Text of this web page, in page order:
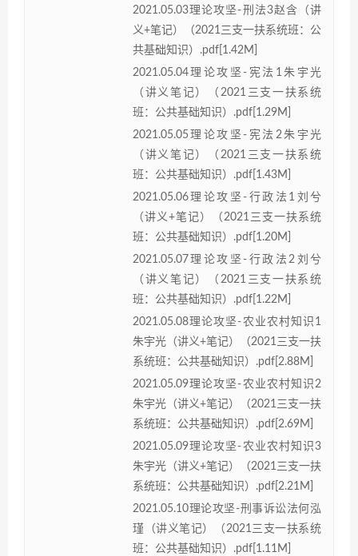
2021.05.03理论攻坚-刑法3赵含（讲
义+笔记）（2021三支一扶系统班：公
共基础知识）.pdf[1.42M]
2021.05.04理论攻坚-宪法1朱宇光
（讲义笔记）（2021三支一扶系统
班：公共基础知识）.pdf[1.29M]
2021.05.05理论攻坚-宪法2朱宇光
（讲义笔记）（2021三支一扶系统
班：公共基础知识）.pdf[1.43M]
2021.05.06理论攻坚-行政法1刘兮
（讲义+笔记）（2021三支一扶系统
班：公共基础知识）.pdf[1.20M]
2021.05.07理论攻坚-行政法2刘兮
（讲义笔记）（2021三支一扶系统
班：公共基础知识）.pdf[1.22M]
2021.05.08理论攻坚-农业农村知识1
朱宇光（讲义+笔记）（2021三支一扶
系统班：公共基础知识）.pdf[2.88M]
2021.05.09理论攻坚-农业农村知识2
朱宇光（讲义+笔记）（2021三支一扶
系统班：公共基础知识）.pdf[2.69M]
2021.05.09理论攻坚-农业农村知识3
朱宇光（讲义+笔记）（2021三支一扶
系统班：公共基础知识）.pdf[2.21M]
2021.05.10理论攻坚-刑事诉讼法何泓
瑾（讲义笔记）（2021三支一扶系统
班：公共基础知识）.pdf[1.11M]